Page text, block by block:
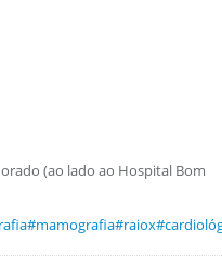
(ao lado ao Hospital Bom
#mamografia#raiox